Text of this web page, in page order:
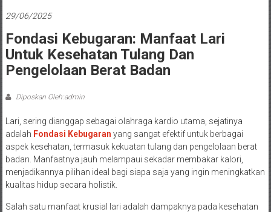
29/06/2025
Fondasi Kebugaran: Manfaat Lari
Untuk Kesehatan Tulang Dan
Pengelolaan Berat Badan
Diposkan Oleh:admin
Lari, sering dianggap sebagai olahraga kardio utama, sejatinya
adalah Fondasi Kebugaran yang sangat efektif untuk berbagai
aspek kesehatan, termasuk kekuatan tulang dan pengelolaan berat
badan. Manfaatnya jauh melampaui sekadar membakar kalori,
menjadikannya pilihan ideal bagi siapa saja yang ingin meningkatkan
kualitas hidup secara holistik.
Salah satu manfaat krusial lari adalah dampaknya pada kesehatan